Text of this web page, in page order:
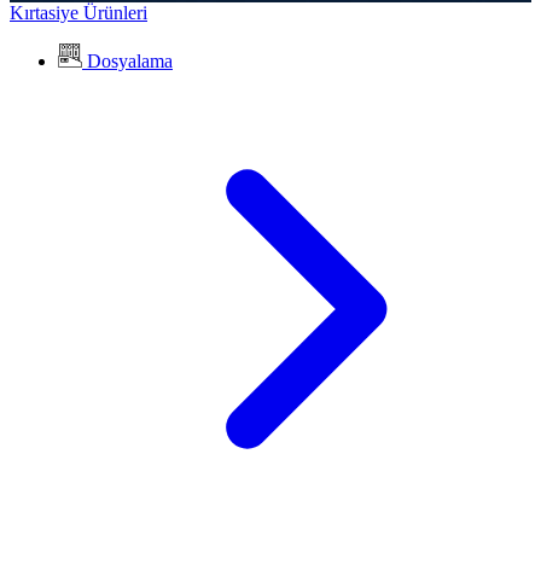
Kırtasiye Ürünleri
Dosyalama